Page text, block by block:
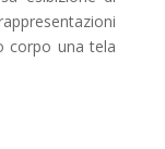
corpo una tela